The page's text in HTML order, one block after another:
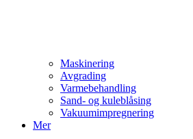
Maskinering
Avgrading
Varmebehandling
Sand- og kuleblåsing
Vakuumimpregnering
Mer